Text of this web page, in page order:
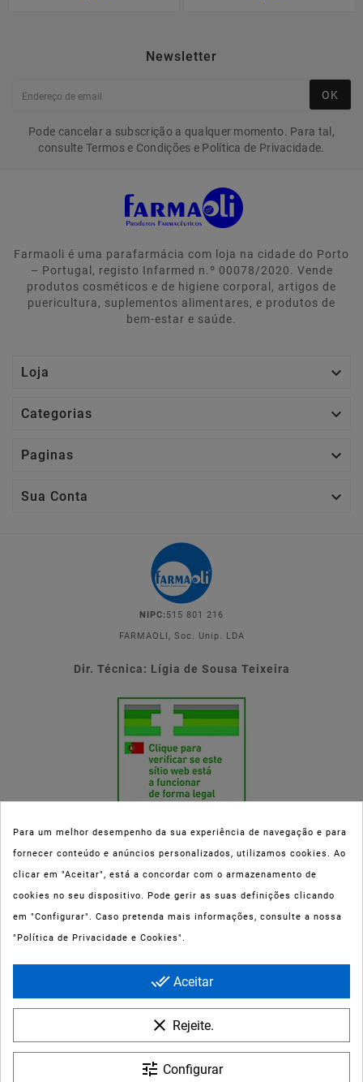
Newsletter
OK
Pode cancelar a subscrição a qualquer momento. Para tal,
consulte Termos e Condições e Política de Privacidade.
Farmaoli é uma parafarmácia com loja na cidade do Porto
– Portugal, registo Infarmed n.º 00078/2020. Vende
produtos cosméticos e de higiene corporal, artigos de
puericultura, suplementos alimentares, e produtos de
bem-estar e saúde.
Loja 
Categorias 
Paginas 
Sua Conta 
NIPC: 515 801 216
FARMAOLI, Soc. Unip. LDA
Dir. Técnica: Lígia de Sousa Teixeira
Esta parafarmácia (Farmaoli) encontra-se autorizada pelo INFARMED
(registo nº 00078/2020) para a dispensa de Medicamentos Não
Sujeitos a Receita Médica (MNSRM) e produtos de saúde e bem-estar
ao domicílio e através da internet. Os Medicamentos Não Sujeitos a
Maia, Matosinhos, Gondomar e Vila Nova de Gaia.
Para um melhor desempenho da sua experiência de navegação e para
fornecer conteúdo e anúncios personalizados, utilizamos cookies. Ao
clicar em "Aceitar", está a concordar com o armazenamento de
cookies no seu dispositivo. Pode gerir as suas definições clicando
em "Configurar". Caso pretenda mais informações, consulte a nossa
"Política de Privacidade e Cookies".
done_all Aceitar
clear Rejeite.
tune Configurar